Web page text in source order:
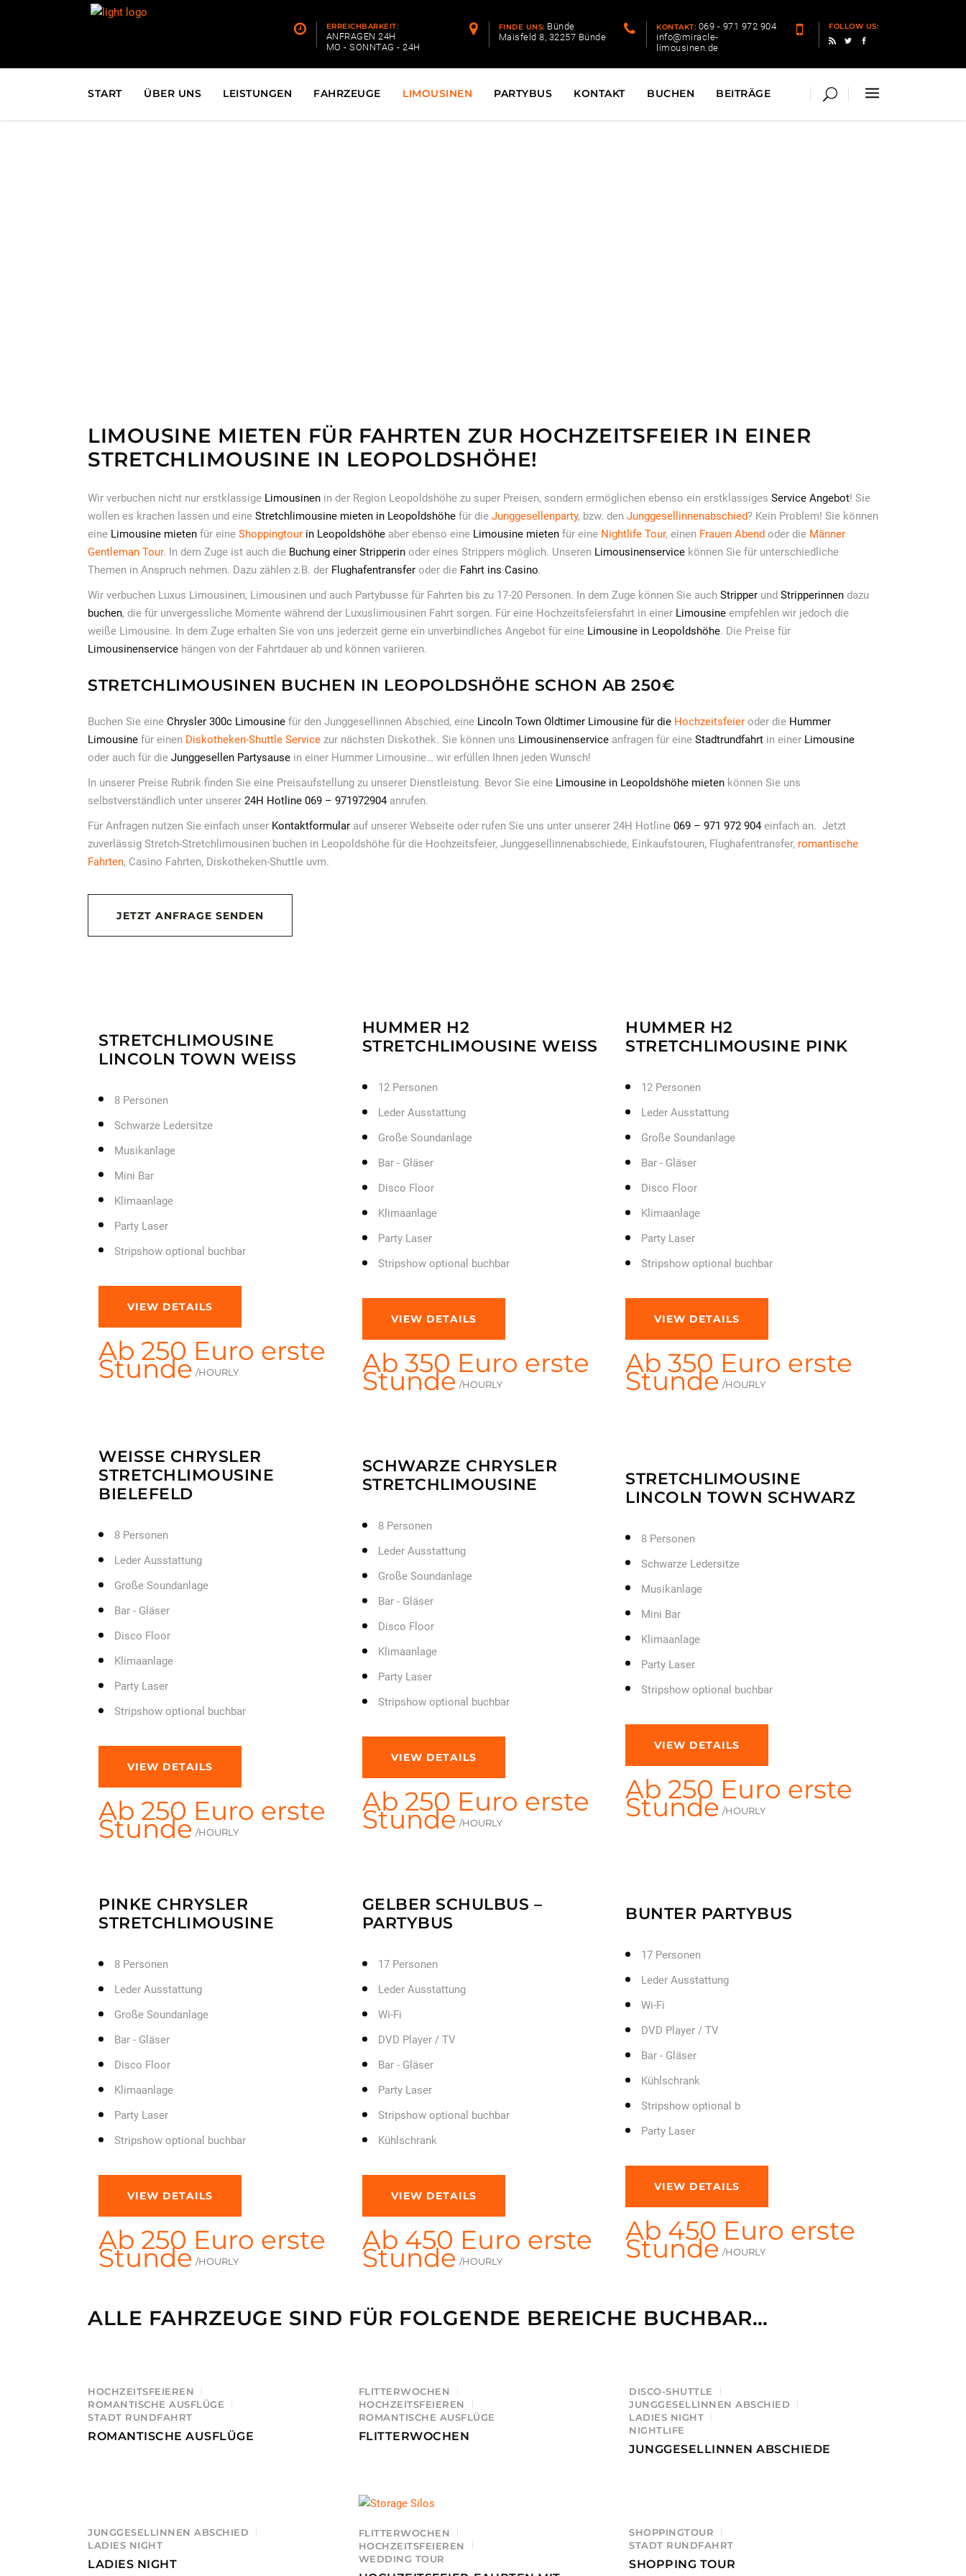
ERREICHBARKEIT:
ANFRAGEN 24H
MO - SONNTAG - 24H
FINDE UNS: Bünde
Maisfeld 8, 32257 Bünde
KONTAKT: 069 - 971 972 904
info@miracle-
limousinen.de
FOLLOW US:
START ÜBER UNS LEISTUNGEN FAHRZEUGE LIMOUSINEN PARTYBUS KONTAKT BUCHEN BEITRÄGE
LIMOUSINE MIETEN FÜR FAHRTEN ZUR HOCHZEITSFEIER IN EINER
STRETCHLIMOUSINE IN LEOPOLDSHÖHE!
Wir verbuchen nicht nur erstklassige Limousinen in der Region Leopoldshöhe zu super Preisen, sondern ermöglichen ebenso ein erstklassiges Service Angebot! Sie
wollen es krachen lassen und eine Stretchlimousine mieten in Leopoldshöhe für die Junggesellenparty, bzw. den Junggesellinnenabschied? Kein Problem! Sie können
eine Limousine mieten für eine Shoppingtour in Leopoldshöhe aber ebenso eine Limousine mieten für eine Nightlife Tour, einen Frauen Abend oder die Männer
Gentleman Tour. In dem Zuge ist auch die Buchung einer Stripperin oder eines Strippers möglich. Unseren Limousinenservice können Sie für unterschiedliche
Themen in Anspruch nehmen. Dazu zählen z.B. der Flughafentransfer oder die Fahrt ins Casino.
Wir verbuchen Luxus Limousinen, Limousinen und auch Partybusse für Fahrten bis zu 17-20 Personen. In dem Zuge können Sie auch Stripper und Stripperinnen dazu
buchen, die für unvergessliche Momente während der Luxuslimousinen Fahrt sorgen. Für eine Hochzeitsfeiersfahrt in einer Limousine empfehlen wir jedoch die
weiße Limousine. In dem Zuge erhalten Sie von uns jederzeit gerne ein unverbindliches Angebot für eine Limousine in Leopoldshöhe. Die Preise für
Limousinenservice hängen von der Fahrtdauer ab und können variieren.
STRETCHLIMOUSINEN BUCHEN IN LEOPOLDSHÖHE SCHON AB 250€
Buchen Sie eine Chrysler 300c Limousine für den Junggesellinnen Abschied, eine Lincoln Town Oldtimer Limousine für die Hochzeitsfeier oder die Hummer
Limousine für einen Diskotheken-Shuttle Service zur nächsten Diskothek. Sie können uns Limousinenservice anfragen für eine Stadtrundfahrt in einer Limousine
oder auch für die Junggesellen Partysause in einer Hummer Limousine… wir erfüllen Ihnen jeden Wunsch!
In unserer Preise Rubrik finden Sie eine Preisaufstellung zu unserer Dienstleistung. Bevor Sie eine Limousine in Leopoldshöhe mieten können Sie uns
selbstverständlich unter unserer 24H Hotline 069 – 971972904 anrufen.
Für Anfragen nutzen Sie einfach unser Kontaktformular auf unserer Webseite oder rufen Sie uns unter unserer 24H Hotline 069 – 971 972 904 einfach an. Jetzt
zuverlässig Stretch-Stretchlimousinen buchen in Leopoldshöhe für die Hochzeitsfeier, Junggesellinnenabschiede, Einkaufstouren, Flughafentransfer, romantische
Fahrten, Casino Fahrten, Diskotheken-Shuttle uvm.
JETZT ANFRAGE SENDEN
STRETCHLIMOUSINE
LINCOLN TOWN WEISS
8 Personen
Schwarze Ledersitze
Musikanlage
Mini Bar
Klimaanlage
Party Laser
Stripshow optional buchbar
VIEW DETAILS
Ab 250 Euro erste
Stunde /HOURLY
HUMMER H2
STRETCHLIMOUSINE WEISS
12 Personen
Leder Ausstattung
Große Soundanlage
Bar - Gläser
Disco Floor
Klimaanlage
Party Laser
Stripshow optional buchbar
VIEW DETAILS
Ab 350 Euro erste
Stunde /HOURLY
HUMMER H2
STRETCHLIMOUSINE PINK
12 Personen
Leder Ausstattung
Große Soundanlage
Bar - Gläser
Disco Floor
Klimaanlage
Party Laser
Stripshow optional buchbar
VIEW DETAILS
Ab 350 Euro erste
Stunde /HOURLY
WEISSE CHRYSLER S
TRETCHLIMOUSINE B
IELEFELD
8 Personen
Leder Ausstattung
Große Soundanlage
Bar - Gläser
Disco Floor
Klimaanlage
Party Laser
Stripshow optional buchbar
VIEW DETAILS
Ab 250 Euro erste
Stunde /HOURLY
SCHWARZE CHRYSLER
STRETCHLIMOUSINE
8 Personen
Leder Ausstattung
Große Soundanlage
Bar - Gläser
Disco Floor
Klimaanlage
Party Laser
Stripshow optional buchbar
VIEW DETAILS
Ab 250 Euro erste
Stunde /HOURLY
STRETCHLIMOUSINE
LINCOLN TOWN SCHWARZ
8 Personen
Schwarze Ledersitze
Musikanlage
Mini Bar
Klimaanlage
Party Laser
Stripshow optional buchbar
VIEW DETAILS
Ab 250 Euro erste
Stunde /HOURLY
PINKE CHRYSLER
STRETCHLIMOUSINE
8 Personen
Leder Ausstattung
Große Soundanlage
Bar - Gläser
Disco Floor
Klimaanlage
Party Laser
Stripshow optional buchbar
VIEW DETAILS
Ab 250 Euro erste
Stunde /HOURLY
GELBER SCHULBUS –
PARTYBUS
17 Personen
Leder Ausstattung
Wi-Fi
DVD Player / TV
Bar - Gläser
Party Laser
Stripshow optional buchbar
Kühlschrank
VIEW DETAILS
Ab 450 Euro erste
Stunde /HOURLY
BUNTER PARTYBUS
17 Personen
Leder Ausstattung
Wi-Fi
DVD Player / TV
Bar - Gläser
Kühlschrank
Stripshow optional b
Party Laser
VIEW DETAILS
Ab 450 Euro erste
Stunde /HOURLY
ALLE FAHRZEUGE SIND FÜR FOLGENDE BEREICHE BUCHBAR…
HOCHZEITSFEIEREN
ROMANTISCHE AUSFLÜGE
STADT RUNDFAHRT
ROMANTISCHE AUSFLÜGE
FLITTERWOCHEN
HOCHZEITSFEIEREN
ROMANTISCHE AUSFLÜGE
FLITTERWOCHEN
DISCO-SHUTTLE
JUNGGESELLINNEN ABSCHIED
LADIES NIGHT
NIGHTLIFE
JUNGGESELLINNEN ABSCHIEDE
JUNGGESELLINNEN ABSCHIED
LADIES NIGHT
LADIES NIGHT
FLITTERWOCHEN
HOCHZEITSFEIEREN
WEDDING TOUR
SHOPPINGTOUR
STADT RUNDFAHRT
SHOPPING TOUR